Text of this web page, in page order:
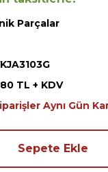
Parçalar
TL + KDV
Aynı Gün
Sepete Ekle